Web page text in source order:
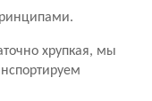
хрупкая, мы